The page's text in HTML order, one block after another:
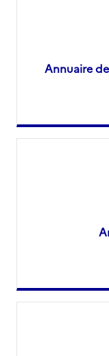
Annuaire